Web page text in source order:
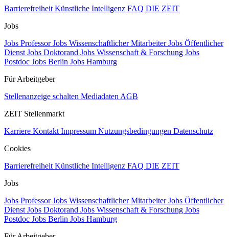
Barrierefreiheit Künstliche Intelligenz FAQ DIE ZEIT
Jobs
Jobs ProfessorJobs Wissenschaftlicher MitarbeiterJobs Öffentlicher
Dienst Jobs Doktorand Jobs Wissenschaft & Forschung Jobs
Postdoc Jobs Berlin Jobs Hamburg
Für Arbeitgeber
Stellenanzeige schalten Mediadaten AGB
ZEIT Stellenmarkt
Karriere Kontakt Impressum Nutzungsbedingungen Datenschutz
Cookies
Barrierefreiheit Künstliche Intelligenz FAQ DIE ZEIT
Jobs
Jobs ProfessorJobs Wissenschaftlicher MitarbeiterJobs Öffentlicher
Dienst Jobs Doktorand Jobs Wissenschaft & Forschung Jobs
Postdoc Jobs Berlin Jobs Hamburg